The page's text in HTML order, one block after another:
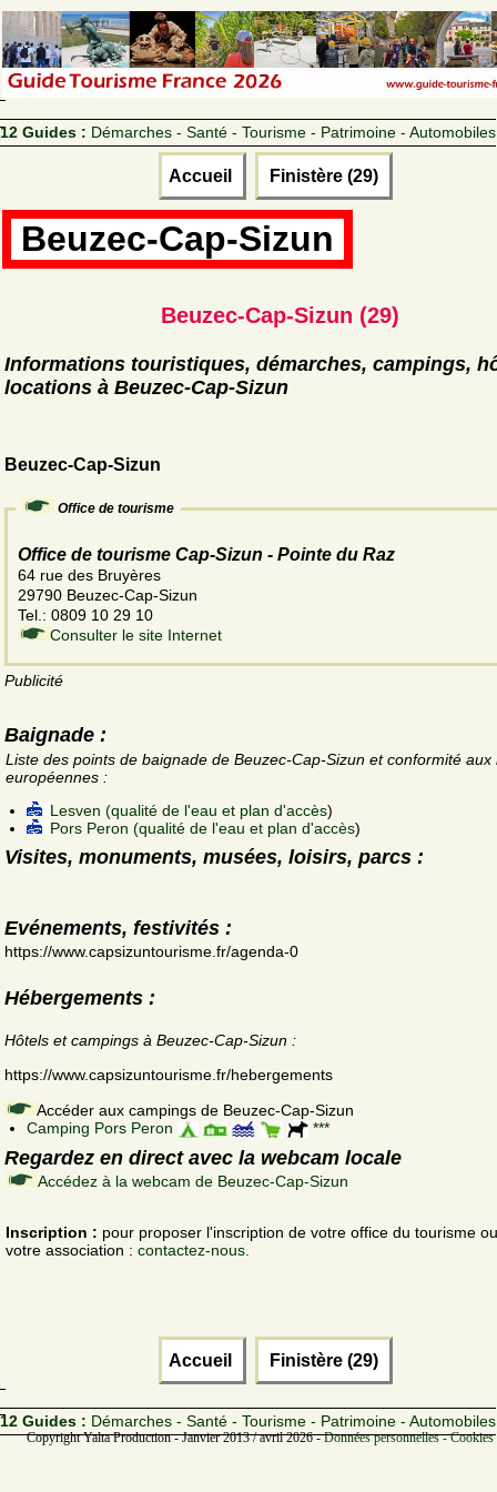
12 Guides : Démarches - Santé - Tourisme - Patrimoine - Automobiles
Accueil Finistère (29)
Beuzec-Cap-Sizun
Beuzec-Cap-Sizun (29)
Informations touristiques, démarches, campings,
locations à Beuzec-Cap-Sizun
Beuzec-Cap-Sizun
Office de tourisme
Office de tourisme Cap-Sizun - Pointe du Raz
64 rue des Bruyères
29790 Beuzec-Cap-Sizun
Tel.: 0809 10 29 10
Consulter le site Internet
Publicité
Baignade :
Liste des points de baignade de Beuzec-Cap-Sizun et conformité aux
européennes :
Lesven (qualité de l'eau et plan d'accès)
Pors Peron (qualité de l'eau et plan d'accès)
Visites, monuments, musées, loisirs, parcs :
Evénements, festivités :
https://www.capsizuntourisme.fr/agenda-0
Hébergements :
Hôtels et campings à Beuzec-Cap-Sizun :
https://www.capsizuntourisme.fr/hebergements
Accéder aux campings de Beuzec-Cap-Sizun
Camping Pors Peron
***
Regardez en direct avec la webcam locale
Accédez à la webcam de Beuzec-Cap-Sizun
Inscription : pour proposer l'inscription de votre office du tourisme
votre association : contactez-nous.
Accueil Finistère (29)
12 Guides : Démarches - Santé - Tourisme - Patrimoine - Automobiles
Copyright Yalta Production - Janvier 2013 / avril 2026 -Données personnelles -